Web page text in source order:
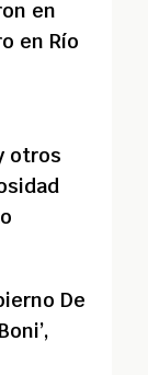
en
en Río
otros
De